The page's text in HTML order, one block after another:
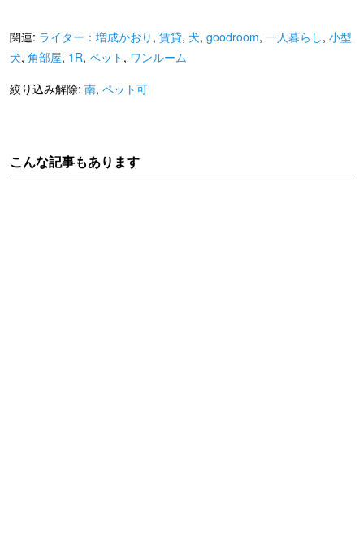
守山自衛隊前駅
ライター：増成かおり
関連: ライター：増成かおり , 賃貸, 犬, goodroom, 一人暮らし, 小型
犬, 角部屋, 1R, ペット , ワンルーム
絞り込み解除: 南, ペット可
こんな記事もあります